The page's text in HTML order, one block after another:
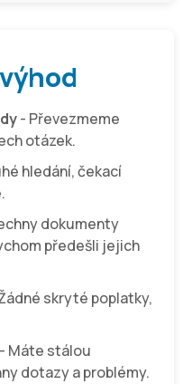
- Převezmeme
otázek.
hledání, čekací
dokumenty
předešli jejich
skryté poplatky,
- Máte stálou
dotazy a problémy.